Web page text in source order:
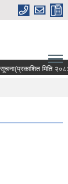
मिति